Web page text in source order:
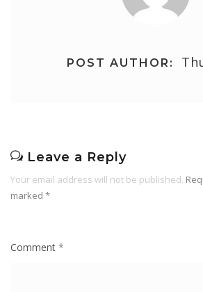
POST AUTHOR:
Leave a Reply
Your email address will not be published.
marked *
Comment *